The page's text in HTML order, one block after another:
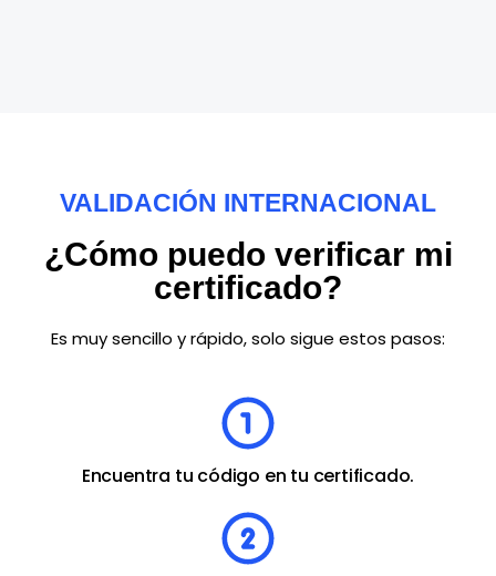
VALIDACIÓN INTERNACIONAL
¿Cómo puedo verificar mi
certificado?
Es muy sencillo y rápido, solo sigue estos pasos:
Encuentra tu código en tu certificado.